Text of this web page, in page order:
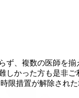
、複数の医師を
かった方も是非
限措置が解除され